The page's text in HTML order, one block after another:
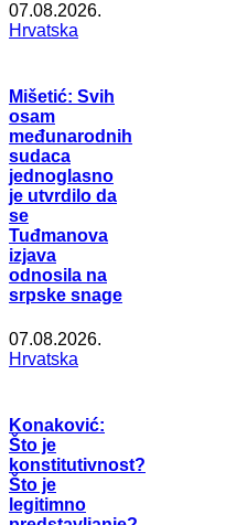
07.08.2026.
Hrvatska
Mišetić: Svih
osam
međunarodnih
sudaca
jednoglasno
je utvrdilo da
se
Tuđmanova
izjava
odnosila na
srpske snage
07.08.2026.
Hrvatska
Konaković:
Što je
konstitutivnost?
Što je
legitimno